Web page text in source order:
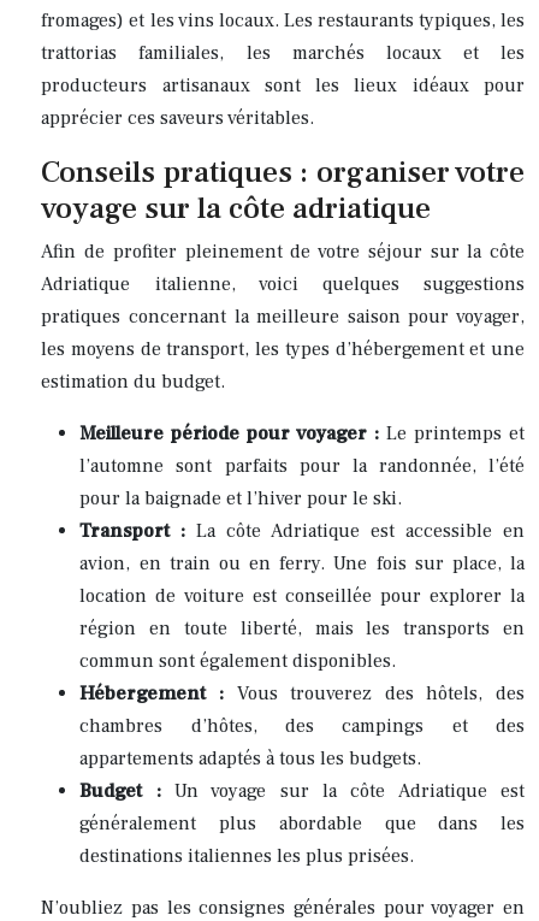
fromages) et les vins locaux. Les restaurants typiques, les
trattorias familiales, les marchés locaux et les
producteurs artisanaux sont les lieux idéaux pour
apprécier ces saveurs véritables.
Conseils pratiques : organiser votre
voyage sur la côte adriatique
Afin de profiter pleinement de votre séjour sur la côte
Adriatique italienne, voici quelques suggestions
pratiques concernant la meilleure saison pour voyager,
les moyens de transport, les types d’hébergement et une
estimation du budget.
Meilleure période pour voyager :Le printemps et
l’automne sont parfaits pour la randonnée, l’été
pour la baignade et l’hiver pour le ski.
Transport :La côte Adriatique est accessible en
avion, en train ou en ferry. Une fois sur place, la
location de voiture est conseillée pour explorer la
région en toute liberté, mais les transports en
commun sont également disponibles.
Hébergement : Vous trouverez des hôtels, des
chambres d’hôtes, des campings et des
appartements adaptés à tous les budgets.
Budget :Un voyage sur la côte Adriatique est
généralement plus abordable que dans les
destinations italiennes les plus prisées.
N’oubliez pas les consignes générales pour voyager en